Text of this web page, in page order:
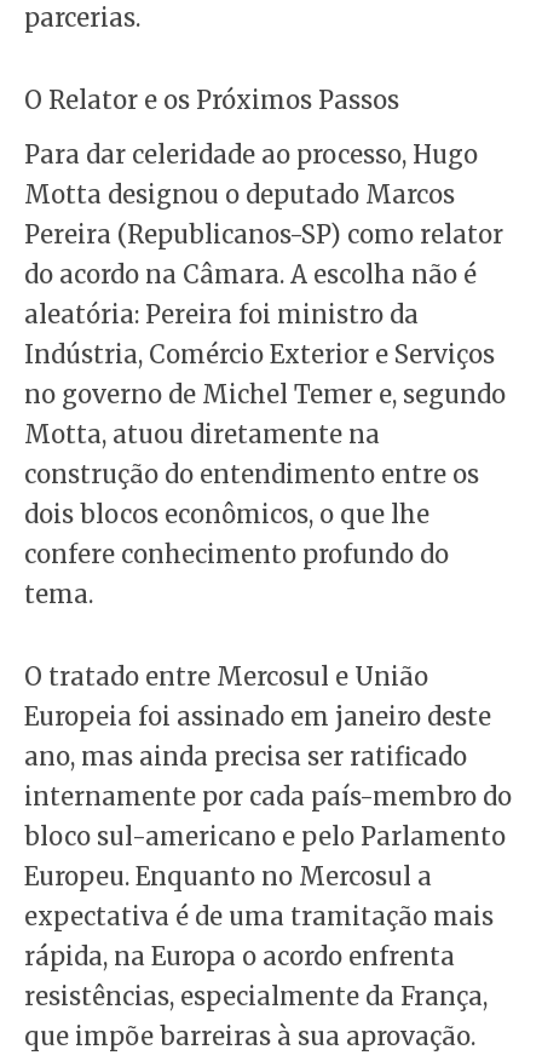
parcerias.
O Relator e os Próximos Passos
Para dar celeridade ao processo, Hugo
Motta designou o deputado Marcos
Pereira (Republicanos-SP) como relator
do acordo na Câmara. A escolha não é
aleatória: Pereira foi ministro da
Indústria, Comércio Exterior e Serviços
no governo de Michel Temer e, segundo
Motta, atuou diretamente na
construção do entendimento entre os
dois blocos econômicos, o que lhe
confere conhecimento profundo do
tema.
O tratado entre Mercosul e União
Europeia foi assinado em janeiro deste
ano, mas ainda precisa ser ratificado
internamente por cada país-membro do
bloco sul-americano e pelo Parlamento
Europeu. Enquanto no Mercosul a
expectativa é de uma tramitação mais
rápida, na Europa o acordo enfrenta
resistências, especialmente da França,
que impõe barreiras à sua aprovação.